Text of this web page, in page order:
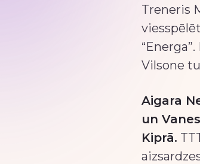
Treneris
Vilsone
Aigara
un
Kiprā.